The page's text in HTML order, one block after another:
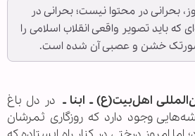
بحرانی در محتوا نیست؛ بحرانی در
که باید تصویر واقعی انقلاب اسلامی را
صورتک خشن و عصبی آن شده است.
اهل‌بیت(ع) ـ ابنا ـ در دل باغ
وجود دارد که روزگاری ثمرشان